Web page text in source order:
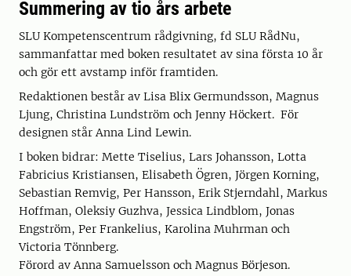
Summering av tio års arbete
SLU Kompetenscentrum rådgivning, fd SLU RådNu,
sammanfattar med boken resultatet av sina första 10 år
och gör ett avstamp inför framtiden.
Redaktionen består av Lisa Blix Germundsson, Magnus
Ljung, Christina Lundström och Jenny Höckert. För
designen står Anna Lind Lewin.
I boken bidrar: Mette Tiselius, Lars Johansson, Lotta
Fabricius Kristiansen, Elisabeth Ögren, Jörgen Korning,
Sebastian Remvig, Per Hansson, Erik Stjerndahl, Markus
Hoffman, Oleksiy Guzhva, Jessica Lindblom, Jonas
Engström, Per Frankelius, Karolina Muhrman och
Victoria Tönnberg.
Förord av Anna Samuelsson och Magnus Börjeson.